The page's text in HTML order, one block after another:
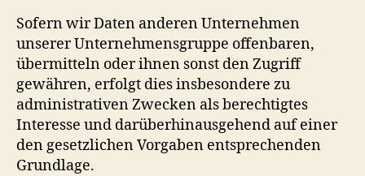
Sofern wir Daten anderen Unternehmen
unserer Unternehmensgruppe offenbaren,
übermitteln oder ihnen sonst den Zugriff
gewähren, erfolgt dies insbesondere zu
administrativen Zwecken als berechtigtes
Interesse und darüberhinausgehend auf einer
den gesetzlichen Vorgaben entsprechenden
Grundlage.